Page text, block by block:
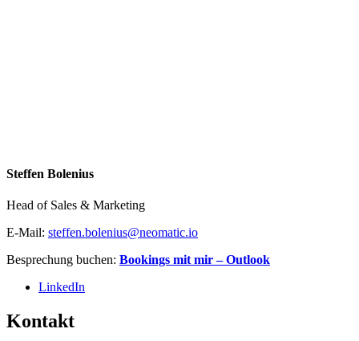
Steffen Bolenius
Head of Sales & Marketing
E-Mail: steffen.bolenius@neomatic.io
Besprechung buchen: Bookings mit mir – Outlook
LinkedIn
Kontakt